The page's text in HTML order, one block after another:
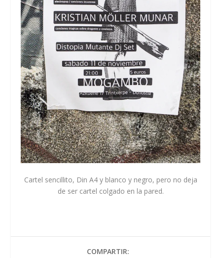
Cartel sencillito, Din A4 y blanco y negro, pero no deja
de ser cartel colgado en la pared.
COMPARTIR: